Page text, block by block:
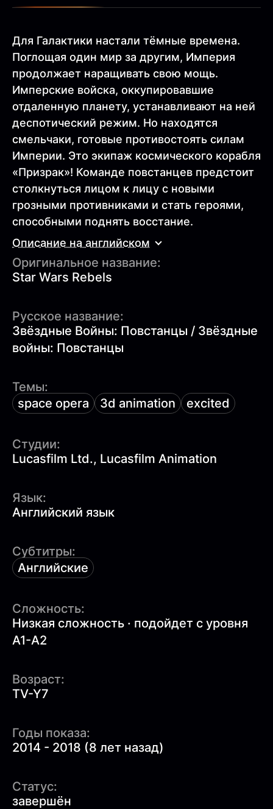
Для Галактики настали тёмные времена.
Поглощая один мир за другим, Империя
продолжает наращивать свою мощь.
Имперские войска, оккупировавшие
отдаленную планету, устанавливают на ней
деспотический режим. Но находятся
смельчаки, готовые противостоять силам
Империи. Это экипаж космического корабля
«Призрак»! Команде повстанцев предстоит
столкнуться лицом к лицу с новыми
грозными противниками и стать героями,
способными поднять восстание.
Описание на английском
Оригинальное название:
Star Wars Rebels
Русское название:
Звёздные Войны: Повстанцы / Звёздные
войны: Повстанцы
Темы:
space opera
3d animation excited
Студии:
Lucasfilm Ltd., Lucasfilm Animation
Язык:
Английский язык
Субтитры:
Английские
Сложность:
Низкая сложность · подойдет с уровня
A1-A2
Возраст:
TV-Y7
Годы показа:
2014 - 2018 (8 лет назад)
Статус:
завершён